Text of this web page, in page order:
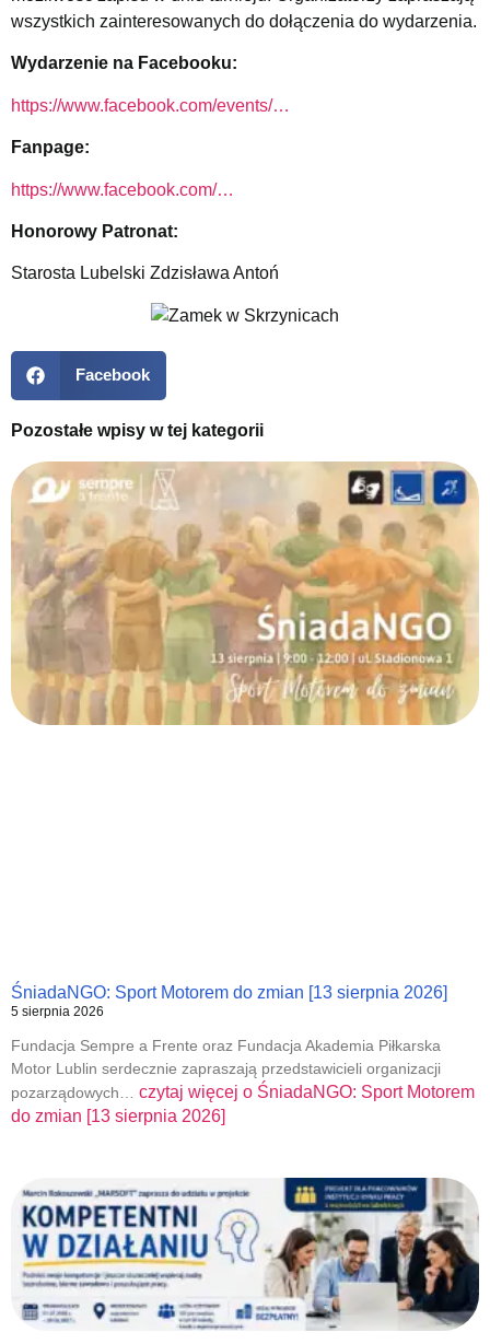
wszystkich zainteresowanych do dołączenia do wydarzenia.
Wydarzenie na Facebooku:
https://www.facebook.com/events/…
Fanpage:
https://www.facebook.com/…
Honorowy Patronat:
Starosta Lubelski Zdzisława Antoń
Facebook
Pozostałe wpisy w tej kategorii
ŚniadaNGO: Sport Motorem do zmian [13 sierpnia 2026]
5 sierpnia 2026
Fundacja Sempre a Frente oraz Fundacja Akademia Piłkarska
Motor Lublin serdecznie zapraszają przedstawicieli organizacji
pozarządowych… czytaj więcej o ŚniadaNGO: Sport Motorem
do zmian [13 sierpnia 2026]